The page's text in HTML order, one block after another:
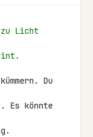
Licht
Du
Es könnte